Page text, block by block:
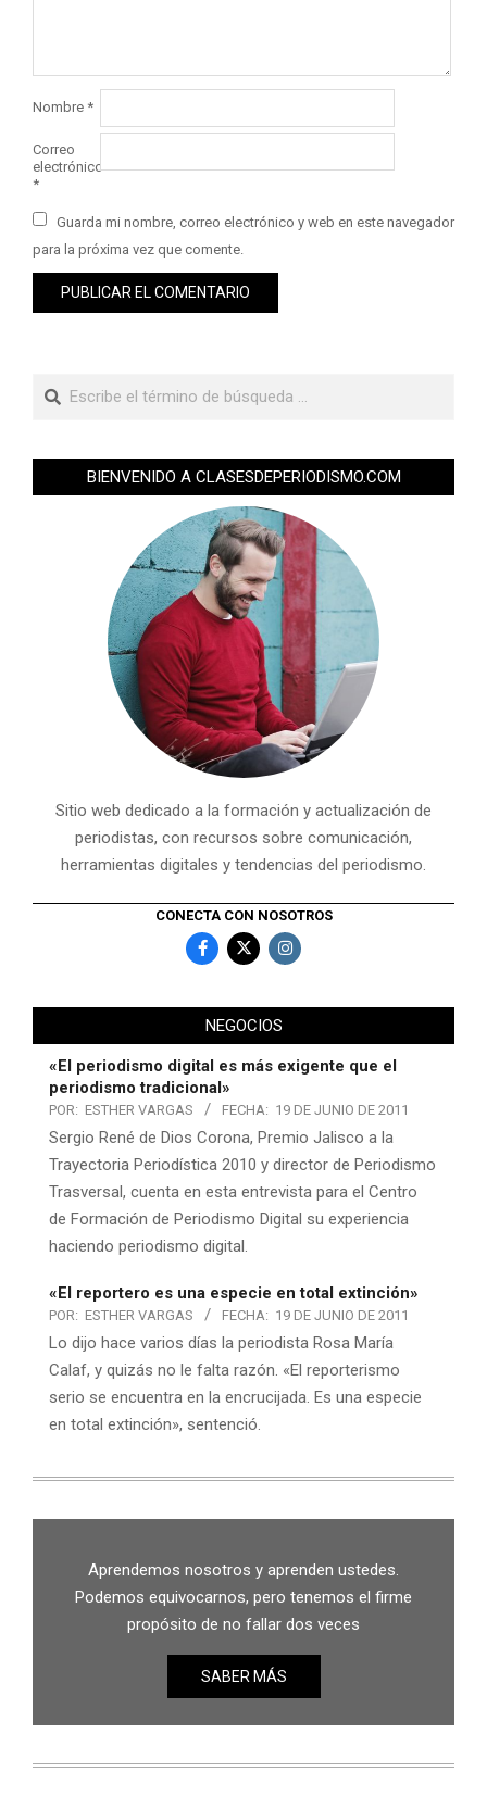
Nombre *
Correo
electrónico
*
Guarda mi nombre, correo electrónico y web en este navegador
para la próxima vez que comente.
BIENVENIDO A CLASESDEPERIODISMO.COM
Sitio web dedicado a la formación y actualización de
periodistas, con recursos sobre comunicación,
herramientas digitales y tendencias del periodismo.
CONECTA CON NOSOTROS
NEGOCIOS
«El periodismo digital es más exigente que el
periodismo tradicional»
POR: ESTHER VARGAS FECHA: 19 DE JUNIO DE 2011
Sergio René de Dios Corona, Premio Jalisco a la
Trayectoria Periodística 2010 y director de Periodismo
Trasversal, cuenta en esta entrevista para el Centro
de Formación de Periodismo Digital su experiencia
haciendo periodismo digital.
«El reportero es una especie en total extinción»
POR: ESTHER VARGAS FECHA: 19 DE JUNIO DE 2011
Lo dijo hace varios días la periodista Rosa María
Calaf, y quizás no le falta razón. «El reporterismo
serio se encuentra en la encrucijada. Es una especie
en total extinción», sentenció.
Aprendemos nosotros y aprenden ustedes.
Podemos equivocarnos, pero tenemos el firme
propósito de no fallar dos veces
SABER MÁS